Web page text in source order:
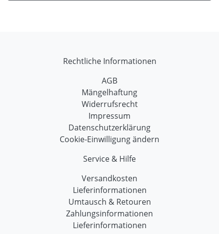
Rechtliche Informationen
AGB
Mängelhaftung
Widerrufsrecht
Impressum
Datenschutzerklärung
Cookie-Einwilligung ändern
Service & Hilfe
Versandkosten
Lieferinformationen
Umtausch & Retouren
Zahlungsinformationen
Lieferinformationen